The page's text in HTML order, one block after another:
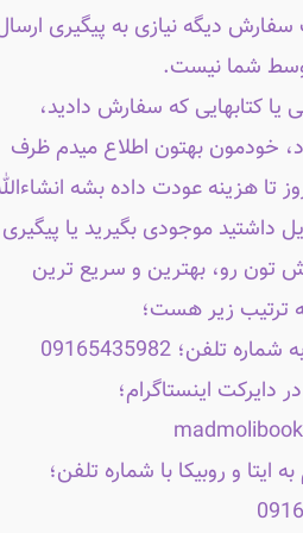
سفارش دیگه نیازی به پیگیری
شما نیست.
یا کتابهایی که سفارش دادید،
خودمون بهتون اطلاع میدم ظرف
تا هزینه عودت داده بشه
داشتید موجودی بگیرید یا پیگیری
تون رو، بهترین و سریع ترین
ترتیب زیر هست؛
تلفن؛ 09165435982
دایرکت اینستاگرام؛
ایتا و روبیکا با شماره تلفن؛